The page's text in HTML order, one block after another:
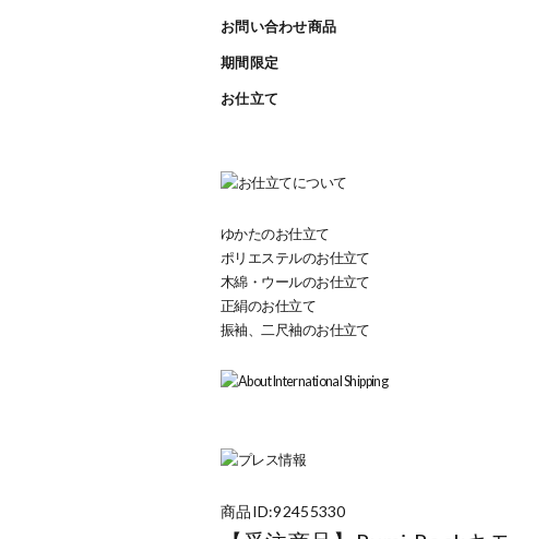
お問い合わせ商品
期間限定
お仕立て
ゆかたのお仕立て
ポリエステルのお仕立て
木綿・ウールのお仕立て
正絹のお仕立て
振袖、二尺袖のお仕立て
商品ID:92455330